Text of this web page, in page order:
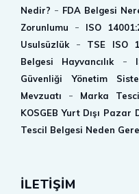
Nedir? - FDA Belgesi
Zorunlumu
- ISO
Usulsüzlük- TSE ISO
Belgesi Hayvancılık-
Güvenliği Yönetim
Mevzuatı
- Marka
KOSGEB Yurt Dışı Pazar
Tescil Belgesi Neden
İLETİŞİM